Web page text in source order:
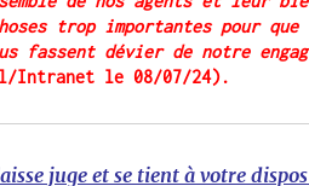
trop importantes pour que
fassent dévier de notre
Intranet le 08/07/24).
juge et se tient à votre